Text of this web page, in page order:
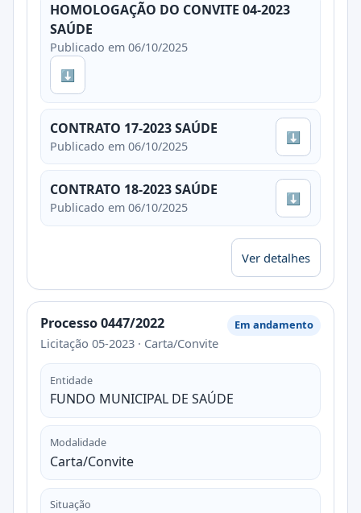
HOMOLOGAÇÃO DO CONVITE 04-2023
SAÚDE
Publicado em 06/10/2025
⬇
CONTRATO 17-2023 SAÚDE
Publicado em 06/10/2025
⬇
CONTRATO 18-2023 SAÚDE
Publicado em 06/10/2025
⬇
Ver detalhes
Processo 0447/2022
Licitação 05-2023 · Carta/Convite
Em andamento
Entidade
FUNDO MUNICIPAL DE SAÚDE
Modalidade
Carta/Convite
Situação